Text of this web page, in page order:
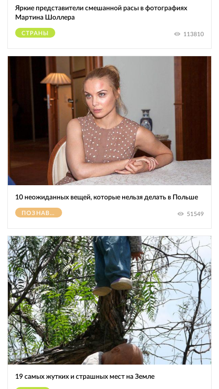
Яркие представители смешанной расы в фотографиях
Мартина Шоллера
СТРАНЫ 113810
10 неожиданных вещей, которые нельзя делать в Польше
ПОЗНАВАТЕЛЬНОЕ 51549
19 самых жутких и страшных мест на Земле